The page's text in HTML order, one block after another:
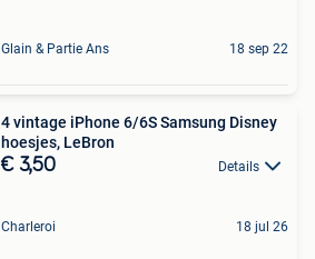
Glain & Partie Ans 18 sep 22
4 vintage iPhone 6/6S Samsung Disney
hoesjes, LeBron
€ 3,50 Details
Charleroi 18 jul 26